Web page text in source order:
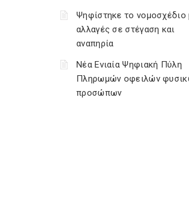
Ψηφίστηκε το νομοσχέδιο
αλλαγές σε στέγαση και
αναπηρία
Νέα Ενιαία Ψηφιακή Πύλη
Πληρωμών οφειλών
προσώπων